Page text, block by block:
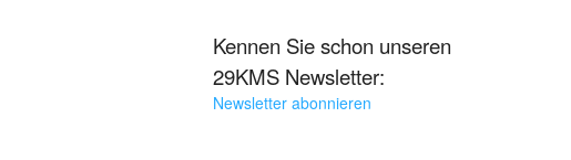
Kennen Sie schon unseren
29KMS Newsletter:
Newsletter abonnieren